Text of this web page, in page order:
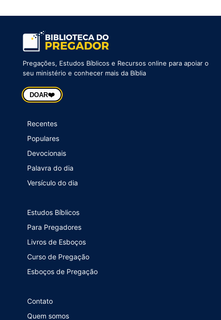
Pregações, Estudos Bíblicos e Recursos online para apoiar o
seu ministério e conhecer mais da Bíblia
DOAR❤️
Recentes
Populares
Devocionais
Palavra do dia
Versículo do dia
Estudos Bíblicos
Para Pregadores
Livros de Esboços
Curso de Pregação
Esboços de Pregação
Contato
Quem somos